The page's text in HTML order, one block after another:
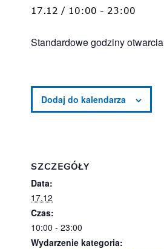
17.12 / 10:00 - 23:00
Standardowe godziny otwarcia
SZCZEGÓŁY
Data:
17.12
Czas:
10:00 - 23:00
Wydarzenie kategoria: